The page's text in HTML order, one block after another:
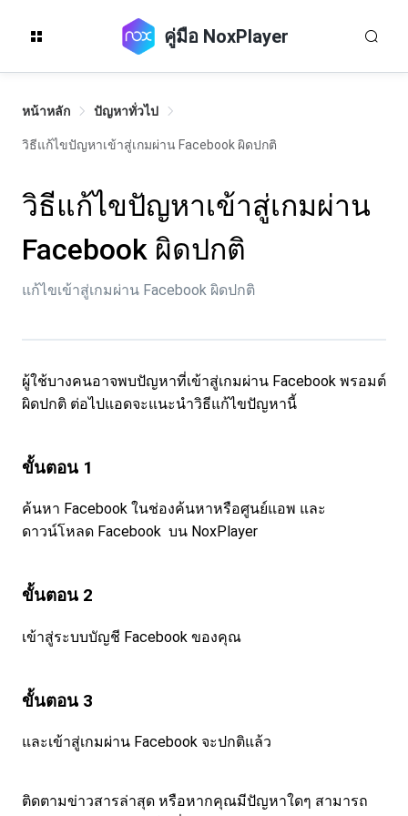
คู่มือ NoxPlayer
หน้าหลัก ปัญหาทั่วไป
วิธีแก้ไขปัญหาเข้าสู่เกมผ่าน Facebook ผิดปกติ
วิธีแก้ไขปัญหาเข้าสู่เกมผ่าน
Facebook ผิดปกติ
แก้ไขเข้าสู่เกมผ่าน Facebook ผิดปกติ
ผู้ใช้บางคนอาจพบปัญหาที่เข้าสู่เกมผ่าน Facebook พรอมต์
ผิดปกติ ต่อไปแอดจะแนะนำวิธีแก้ไขปัญหานี้
ขั้นตอน 1
ค้นหา Facebook ในช่องค้นหาหรือศูนย์แอพ และ
ดาวน์โหลด Facebook บน NoxPlayer
ขั้นตอน 2
เข้าสู่ระบบบัญชี Facebook ของคุณ
ขั้นตอน 3
และเข้าสู่เกมผ่าน Facebook จะปกติแล้ว
ติดตามข่าวสารล่าสุด หรือหากคุณมีปัญหาใดๆ สามารถ